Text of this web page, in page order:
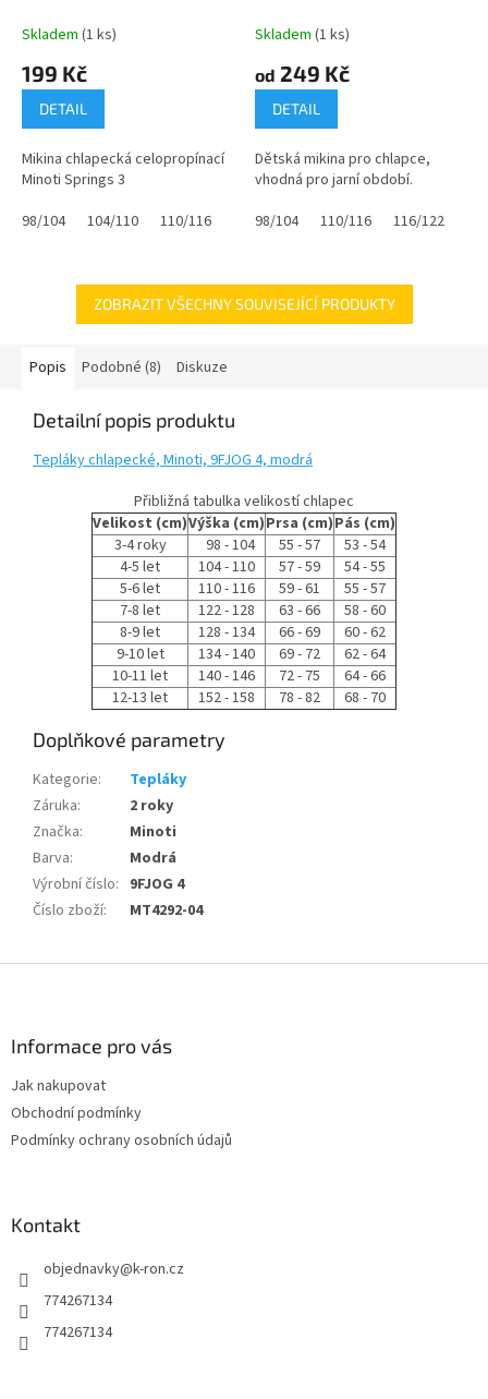
Skladem (1 ks)
199 Kč
DETAIL
Mikina chlapecká celopropínací
Minoti Springs 3
98/104
104/110 110/116 122/128
ČERVENÁ
Skladem (1 ks)
od 249 Kč
DETAIL
Dětská mikina pro chlapce,
vhodná pro jarní období.
98/104
110/116 116/122
ZOBRAZIT VŠECHNY SOUVISEJÍCÍ PRODUKTY
Popis Podobné (8) Diskuze
Detailní popis produktu
Tepláky chlapecké, Minoti, 9FJOG 4, modrá
Přibližná tabulka velikostí chlapec
Velikost (cm)Výška (cm)Prsa (cm)Pás (cm)
3-4 roky
98 - 104 55 - 57
53 - 54
4-5 let
104 - 110 57 - 59
54 - 55
5-6 let
110 - 116 59 - 61
55 - 57
7-8 let
122 - 128 63 - 66
58 - 60
8-9 let
128 - 134 66 - 69
60 - 62
9-10 let
134 - 140 69 - 72
62 - 64
10-11 let
140 - 146 72 - 75
64 - 66
12-13 let
152 - 158 78 - 82 68 - 70
Doplňkové parametry
Kategorie:
Tepláky
Záruka:
2 roky
Značka:
Minoti
Barva:
Modrá
Výrobní číslo: 9FJOG 4
Číslo zboží: MT4292-04
Informace pro vás
Jak nakupovat
Obchodní podmínky
Podmínky ochrany osobních údajů
Kontakt
objednavky@k-ron.cz
774267134
774267134